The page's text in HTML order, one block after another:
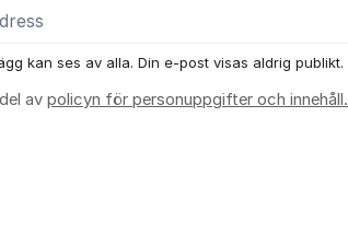
kan ses av alla. Din e-post visas aldrig publikt.
av policyn för personuppgifter och innehåll.